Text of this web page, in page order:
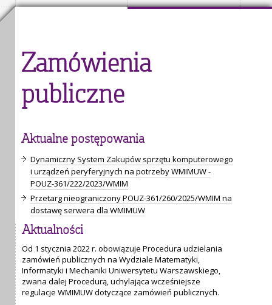
Zamówienia
publiczne
Aktualne postępowania
Dynamiczny System Zakupów sprzętu komputerowego
i urządzeń peryferyjnych na potrzeby WMIMUW -
POUZ-361/222/2023/WMIM
Przetarg nieograniczony POUZ-361/260/2025/WMIM na
dostawę serwera dla WMIMUW
Aktualności
Od 1 stycznia 2022 r. obowiązuje Procedura udzielania
zamówień publicznych na Wydziale Matematyki,
Informatyki i Mechaniki Uniwersytetu Warszawskiego,
zwana dalej Procedurą, uchylająca wcześniejsze
regulacje WMIMUW dotyczące zamówień publicznych.